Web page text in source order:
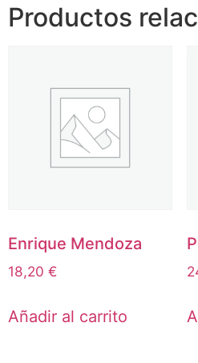
Productos
Enrique Mendoza
18,20 €
Añadir al carrito